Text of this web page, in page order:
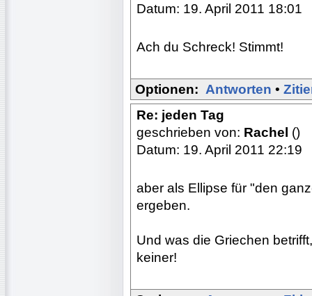
Datum: 19. April 2011 18:01
Ach du Schreck! Stimmt!
Optionen: Antworten •
Re: jeden Tag
geschrieben von: Rachel ()
Datum: 19. April 2011 22:19
aber als Ellipse für "den
ergeben.
Und was die Griechen
keiner!